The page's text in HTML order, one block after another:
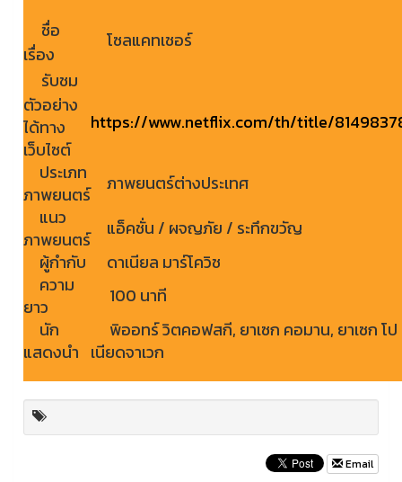
ชื่อ
เรื่อง
โซลแคทเชอร์
รับชม
ตัวอย่าง
ได้ทาง
เว็บไซต์
https://www.netflix.com/th/title/
ประเภท
ภาพยนตร์
ภาพยนตร์ต่างประเทศ
แนว
ภาพยนตร์
แอ็คชั่น / ผจญภัย / ระทึกขวัญ
ผู้กำกับ
ดาเนียล มาร์โควิช
ความ
ยาว
100 นาที
นัก
แสดงนำ
พิออทร์ วิตคอฟสกี, ยาเซก คอมาน, ยาเซก โป
เนียดจาเวก
Email